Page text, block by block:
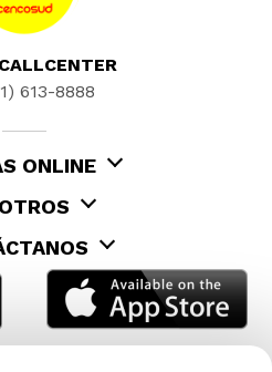
613-8888
ONLINE